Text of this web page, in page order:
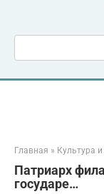
Поиск:
Главная » Культура
Патриарх
государе…